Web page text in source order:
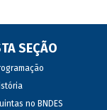
SEÇÃO
no BNDES